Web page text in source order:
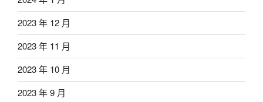
2023 年 12 月
2023 年 11 月
2023 年 10 月
2023 年 9 月